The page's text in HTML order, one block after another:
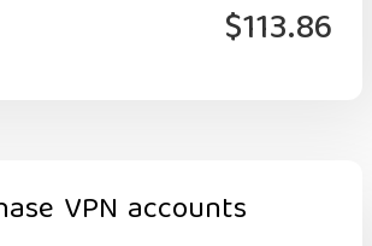
$113.86
VPN accounts